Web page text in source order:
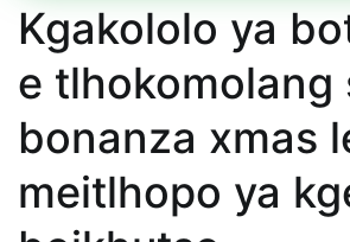
Kgakololo ya
e tlhokomolang
bonanza xmas
meitlhopo ya